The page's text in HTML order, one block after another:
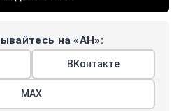
на «АН»:
ВКонтакте
МАХ